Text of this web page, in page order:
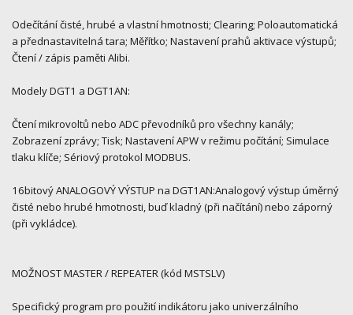
Odečítání čisté, hrubé a vlastní hmotnosti; Clearing; Poloautomatická
a přednastavitelná tara; Měřítko; Nastavení prahů aktivace výstupů;
Čtení / zápis paměti Alibi.
Modely DGT1 a DGT1AN:
Čtení mikrovoltů nebo ADC převodníků pro všechny kanály;
Zobrazení zprávy; Tisk; Nastavení APW v režimu počítání; Simulace
tlaku klíče; Sériový protokol MODBUS.
16bitový ANALOGOVÝ VÝSTUP na DGT1AN:Analogový výstup úměrný
čisté nebo hrubé hmotnosti, buď kladný (při načítání) nebo záporný
(při vykládce).
MOŽNOST MASTER / REPEATER (kód MSTSLV)
Specifický program pro použití indikátoru jako univerzálního